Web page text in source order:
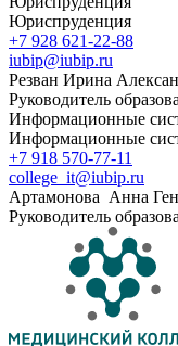
Юриспруденция
+7 928 621-22-88
iubip@iubip.ru
Резван Ирина
Руководитель
Информационные
Информационные
+7 918 570-77-11
college_it@iubip.ru
Артамонова Анна
Руководитель